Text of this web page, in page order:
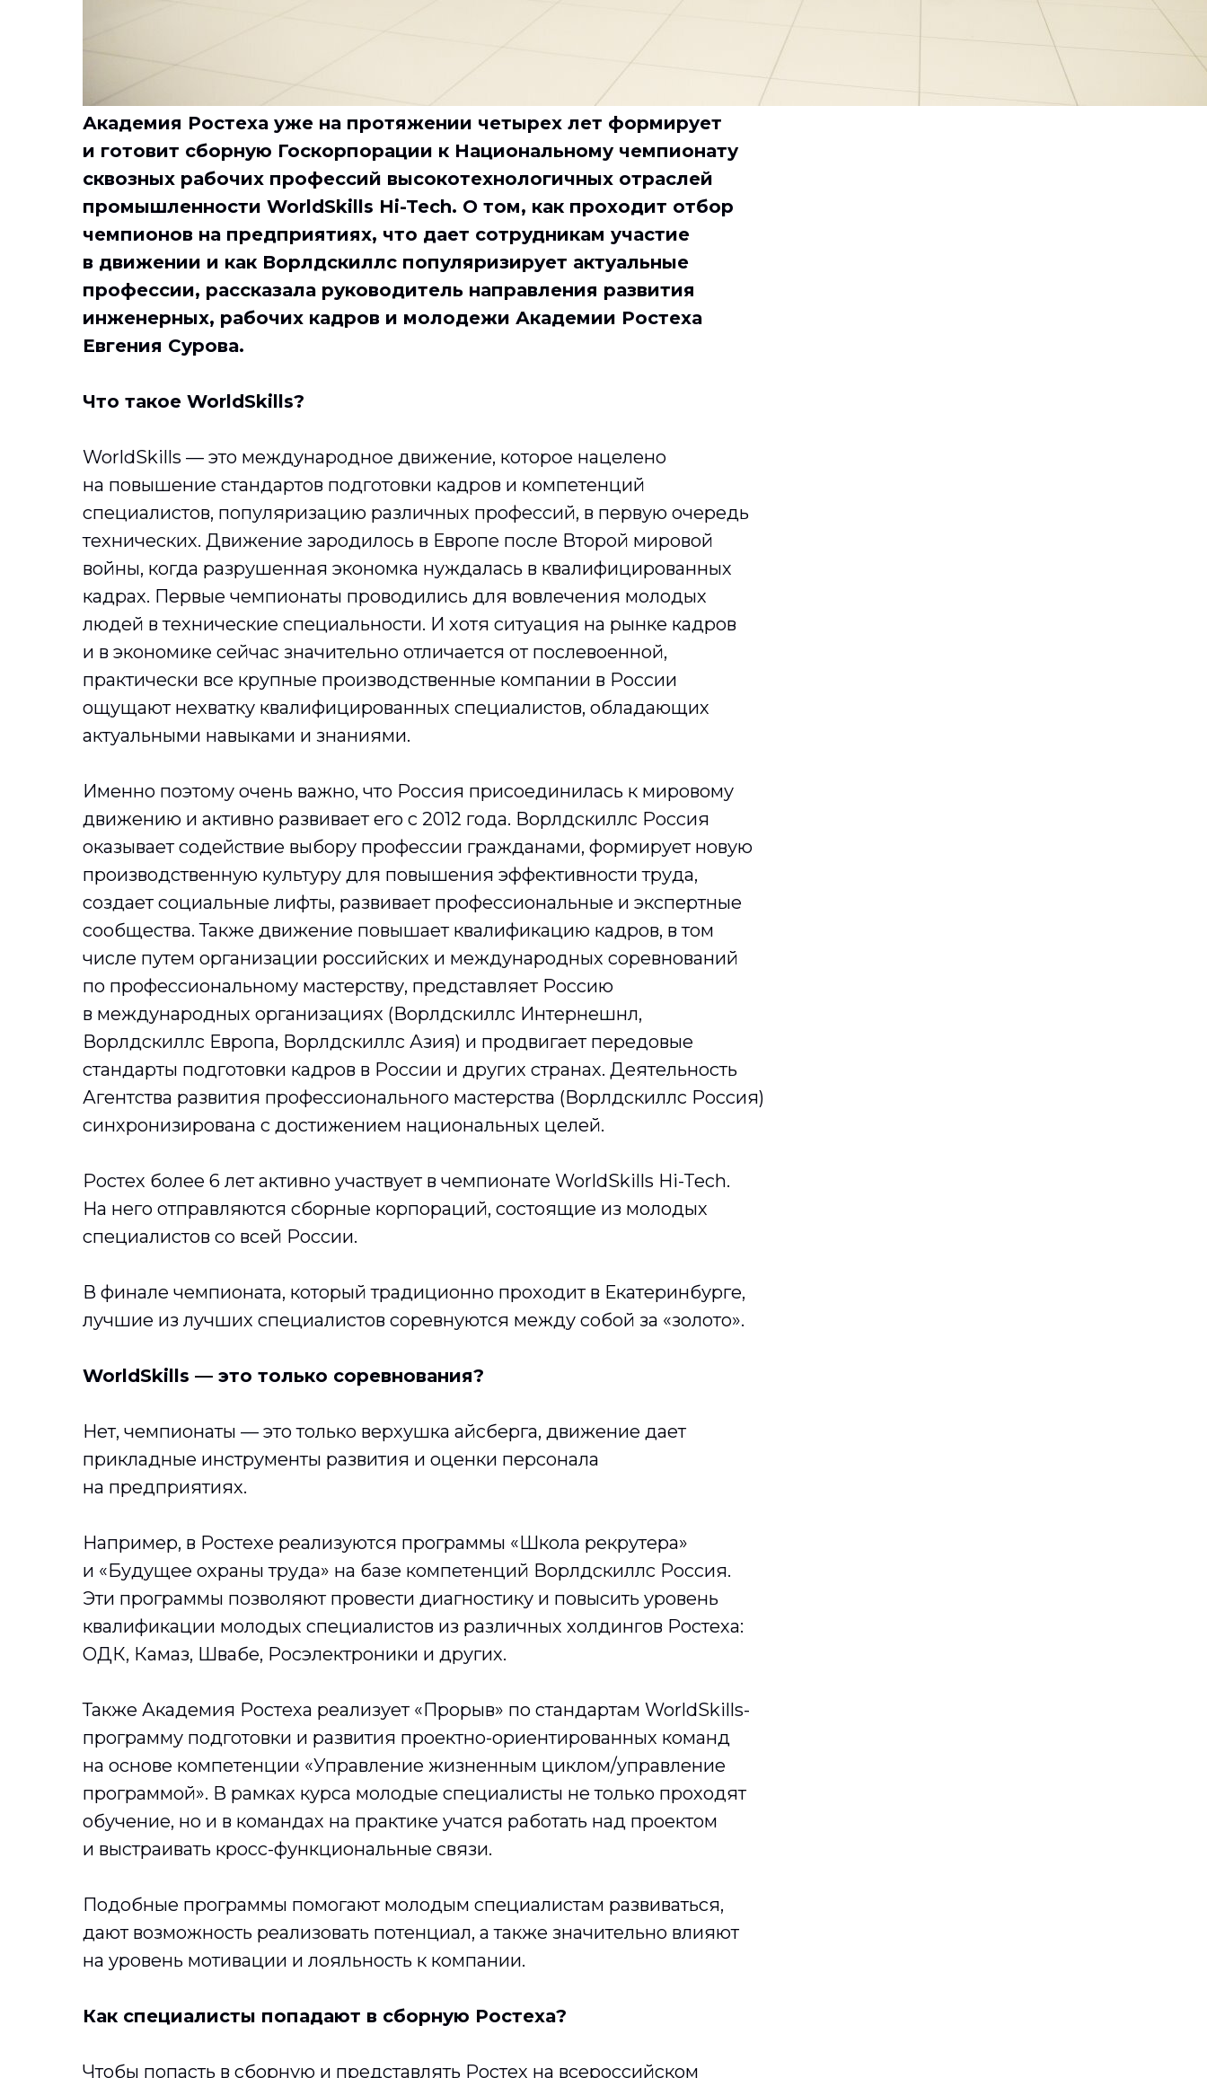
Академия Ростеха уже на протяжении четырех лет формирует
и готовит сборную Госкорпорации к Национальному чемпионату
сквозных рабочих профессий высокотехнологичных отраслей
промышленности WorldSkills Hi-Tech. О том, как проходит отбор
чемпионов на предприятиях, что дает сотрудникам участие
в движении и как Ворлдскиллс популяризирует актуальные
профессии, рассказала руководитель направления развития
инженерных, рабочих кадров и молодежи Академии Ростеха
Евгения Сурова.
Что такое WorldSkills?
WorldSkills — это международное движение, которое нацелено
на повышение стандартов подготовки кадров и компетенций
специалистов, популяризацию различных профессий, в первую очередь
технических. Движение зародилось в Европе после Второй мировой
войны, когда разрушенная экономка нуждалась в квалифицированных
кадрах. Первые чемпионаты проводились для вовлечения молодых
людей в технические специальности. И хотя ситуация на рынке кадров
и в экономике сейчас значительно отличается от послевоенной,
практически все крупные производственные компании в России
ощущают нехватку квалифицированных специалистов, обладающих
актуальными навыками и знаниями.
Именно поэтому очень важно, что Россия присоединилась к мировому
движению и активно развивает его с 2012 года. Ворлдскиллс Россия
оказывает содействие выбору профессии гражданами, формирует новую
производственную культуру для повышения эффективности труда,
создает социальные лифты, развивает профессиональные и экспертные
сообщества. Также движение повышает квалификацию кадров, в том
числе путем организации российских и международных соревнований
по профессиональному мастерству, представляет Россию
в международных организациях (Ворлдскиллс Интернешнл,
Ворлдскиллс Европа, Ворлдскиллс Азия) и продвигает передовые
стандарты подготовки кадров в России и других странах. Деятельность
Агентства развития профессионального мастерства (Ворлдскиллс Россия)
синхронизирована с достижением национальных целей.
Ростех более 6 лет активно участвует в чемпионате WorldSkills Hi-Tech.
На него отправляются сборные корпораций, состоящие из молодых
специалистов со всей России.
В финале чемпионата, который традиционно проходит в Екатеринбурге,
лучшие из лучших специалистов соревнуются между собой за «золото».
WorldSkills — это только соревнования?
Нет, чемпионаты — это только верхушка айсберга, движение дает
прикладные инструменты развития и оценки персонала
на предприятиях.
Например, в Ростехе реализуются программы «Школа рекрутера»
и «Будущее охраны труда» на базе компетенций Ворлдскиллс Россия.
Эти программы позволяют провести диагностику и повысить уровень
квалификации молодых специалистов из различных холдингов Ростеха:
ОДК, Камаз, Швабе, Росэлектроники и других.
Также Академия Ростеха реализует «Прорыв» по стандартам WorldSkills-
программу подготовки и развития проектно-ориентированных команд
на основе компетенции «Управление жизненным циклом/управление
программой». В рамках курса молодые специалисты не только проходят
обучение, но и в командах на практике учатся работать над проектом
и выстраивать кросс-функциональные связи.
Подобные программы помогают молодым специалистам развиваться,
дают возможность реализовать потенциал, а также значительно влияют
на уровень мотивации и лояльность к компании.
Как специалисты попадают в сборную Ростеха?
Чтобы попасть в сборную и представлять Ростех на всероссийском